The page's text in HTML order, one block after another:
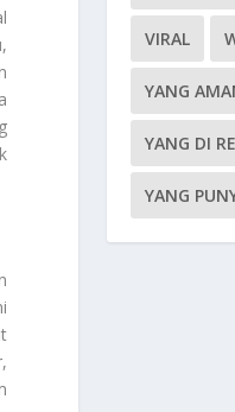
VIRAL
YANG
YANG DI
YANG